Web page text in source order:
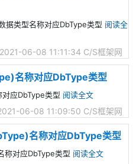
据类型名称对应DbType类型 阅读全
2021-06-08 11:11:34 C/S框架网
名称对应DbType类型
应DbType类型 阅读全文
06-08 11:09:50 C/S框架网
名称对应DbType类型
称对应DbType类型 阅读全文